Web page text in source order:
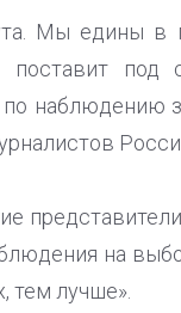
Мы едины в
поставит
наблюдению
на
тем лучше».